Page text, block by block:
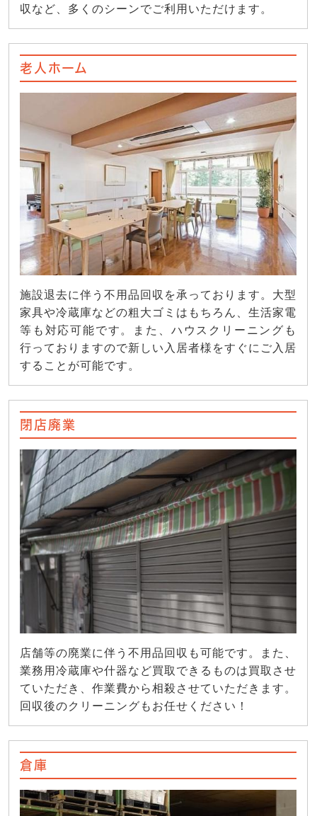
収など、多くのシーンでご利用いただけます。
老人ホーム
施設退去に伴う不用品回収を承っております。大型
家具や冷蔵庫などの粗大ゴミはもちろん、生活家電
等も対応可能です。また、ハウスクリーニングも
行っておりますので新しい入居者様をすぐにご入居
することが可能です。
閉店廃業
店舗等の廃業に伴う不用品回収も可能です。また、
業務用冷蔵庫や什器など買取できるものは買取させ
ていただき、作業費から相殺させていただきます。
回収後のクリーニングもお任せください！
倉庫